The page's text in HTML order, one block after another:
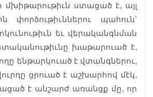
մխիթարութիւն ստացած է, այլ
փորձութիւններու պահուն՝
եւ վերականգնման
խաթարուած է,
ենթարկուած է վտանգներու,
ցրուած է աշխարհով մէկ,
է անշարժ առանցք մը, որ